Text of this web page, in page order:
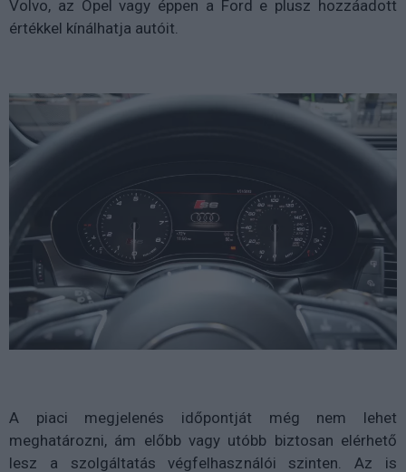
Volvo, az Opel vagy éppen a Ford e plusz hozzáadott
értékkel kínálhatja autóit.
A piaci megjelenés időpontját még nem lehet
meghatározni, ám előbb vagy utóbb biztosan elérhető
lesz a szolgáltatás végfelhasználói szinten. Az is